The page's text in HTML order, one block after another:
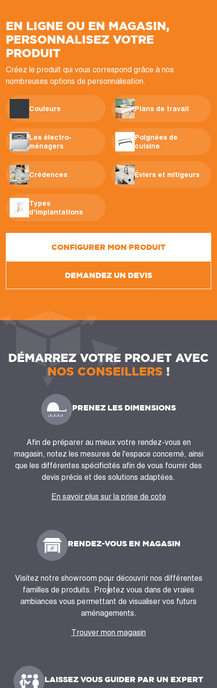
EN LIGNE OU EN MAGASIN,
PERSONNALISEZ VOTRE
PRODUIT
Créez le produit qui vous correspond grâce à nos
nombreuses options de personnalisation.
Couleurs Plans de travail
Les électro-
ménagers
Poignées de
cuisine
Crédences Éviers et mitigeurs
Types
d'implantations
CONFIGURER MON PRODUIT
DEMANDEZ UN DEVIS
DÉMARREZ VOTRE PROJET AVEC
NOS CONSEILLERS !
PRENEZ LES DIMENSIONS
Afin de préparer au mieux votre rendez-vous en
magasin, notez les mesures de l'espace concerné, ainsi
que les différentes spécificités afin de vous fournir des
devis précis et des solutions adaptées.
En savoir plus sur la prise de cote
RENDEZ-VOUS EN MAGASIN
Visitez notre showroom pour découvrir nos différentes
familles de produits. Projetez vous dans de vraies
ambiances vous permettant de visualiser vos futurs
aménagements.
Trouver mon magasin
LAISSEZ VOUS GUIDER PAR UN EXPERT